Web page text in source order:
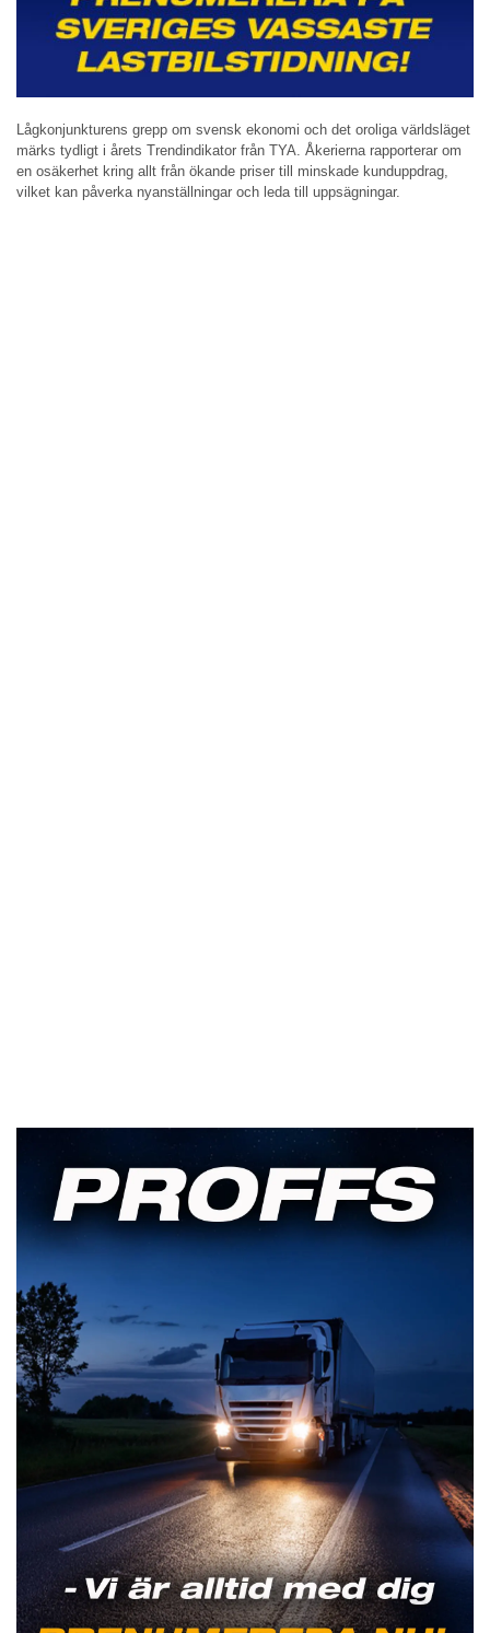
Lågkonjunkturens grepp om svensk ekonomi och det oroliga världsläget
märks tydligt i årets Trendindikator från TYA. Åkerierna rapporterar om
en osäkerhet kring allt från ökande priser till minskade kunduppdrag,
vilket kan påverka nyanställningar och leda till uppsägningar.